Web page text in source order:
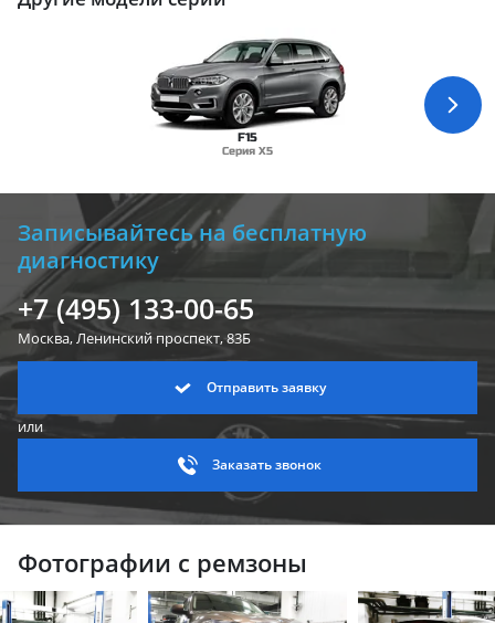
F15
Серия X5
Записывайтесь на бесплатную
диагностику
+7 (495) 133-00-65
Москва, Ленинскийпроспект, 83Б
Отправить заявку
или
Заказать звонок
Фотографии с ремзоны